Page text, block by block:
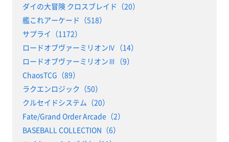
ダイの大冒険 クロスブレイド（20）
艦これアーケード（518）
サプライ（1172）
ロードオブヴァーミリオンⅣ（14）
ロードオブヴァーミリオンⅢ（9）
ChaosTCG（89）
ラクエンロジック（50）
クルセイドシステム（20）
Fate/Grand Order Arcade（2）
BASEBALL COLLECTION（6）